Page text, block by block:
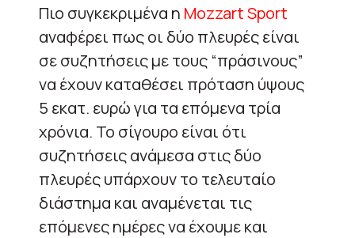
Πιο συγκεκριμένα η Mozzart Sport
αναφέρει πως οι δύο πλευρές είναι
σε συζητήσεις με τους “πράσινους”
να έχουν καταθέσει πρόταση ύψους
5 εκατ. ευρώ για τα επόμενα τρία
χρόνια. Το σίγουρο είναι ότι
συζητήσεις ανάμεσα στις δύο
πλευρές υπάρχουν το τελευταίο
διάστημα και αναμένεται τις
επόμενες ημέρες να έχουμε και